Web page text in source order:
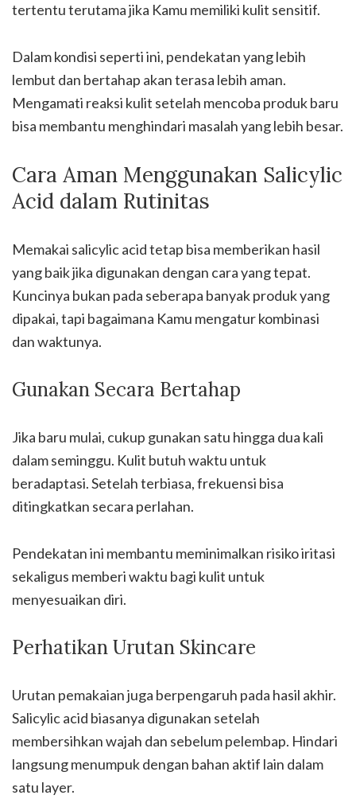
tertentu terutama jika Kamu memiliki kulit sensitif.
Dalam kondisi seperti ini, pendekatan yang lebih
lembut dan bertahap akan terasa lebih aman.
Mengamati reaksi kulit setelah mencoba produk baru
bisa membantu menghindari masalah yang lebih besar.
Cara Aman Menggunakan Salicylic
Acid dalam Rutinitas
Memakai salicylic acid tetap bisa memberikan hasil
yang baik jika digunakan dengan cara yang tepat.
Kuncinya bukan pada seberapa banyak produk yang
dipakai, tapi bagaimana Kamu mengatur kombinasi
dan waktunya.
Gunakan Secara Bertahap
Jika baru mulai, cukup gunakan satu hingga dua kali
dalam seminggu. Kulit butuh waktu untuk
beradaptasi. Setelah terbiasa, frekuensi bisa
ditingkatkan secara perlahan.
Pendekatan ini membantu meminimalkan risiko iritasi
sekaligus memberi waktu bagi kulit untuk
menyesuaikan diri.
Perhatikan Urutan Skincare
Urutan pemakaian juga berpengaruh pada hasil akhir.
Salicylic acid biasanya digunakan setelah
membersihkan wajah dan sebelum pelembap. Hindari
langsung menumpuk dengan bahan aktif lain dalam
satu layer.